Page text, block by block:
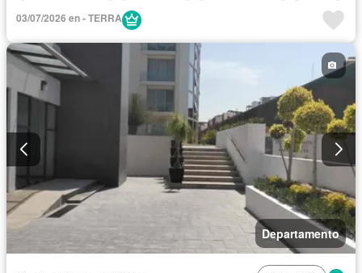
Zona infantil
Internet
Agua Caseta de vigilancia
Vista panorámica
Recámara con closet
Completamente amueblado
03/07/2026 en - TERRA
Departamento